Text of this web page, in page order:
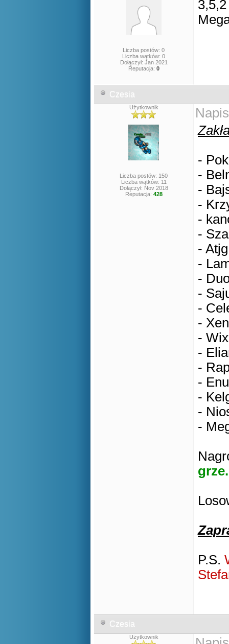
Liczba postów: 0
Liczba wątków: 0
Dołączył: Jan 2021
Reputacja: 0
3,5,2
Czesia
Użytkownik
Liczba postów: 150
Liczba wątków: 11
Dołączył: Nov 2018
Reputacja: 428
-
-
-
-
-
-
-
-
-
-
-
-
-
-
-
-
-
-
-
grze.
P.S.
Czesia
Użytkownik